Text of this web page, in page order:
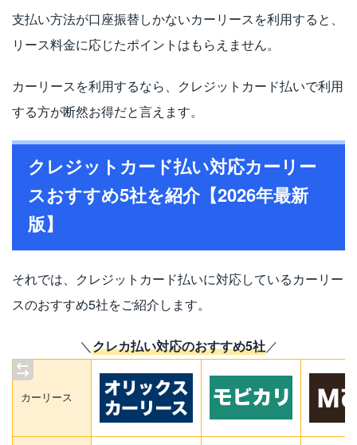
支払い方法が口座振替しかないカーリースを利用すると、
リース料金に応じたポイントはもらえません。
カーリースを利用するなら、クレジットカード払いで利用
する方が断然お得だと言えます。
クレジットカード払い対応カーリー
スおすすめ5社を紹介【2026年最新
版】
それでは、クレジットカード払いに対応しているカーリー
スのおすすめ5社をご紹介します。
＼クレカ払い対応のおすすめ5社／
カーリース